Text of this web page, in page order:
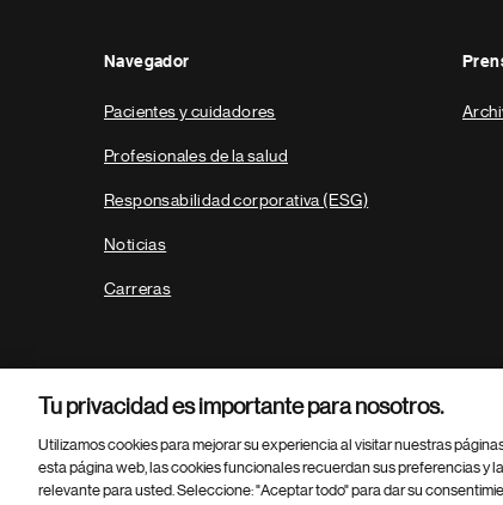
Navegador
Pacientes y cuidadores
Profesionales de la salud
Responsabilidad corporativa (ESG)
Noticias
Carreras
Parte
© 2026 Novartis AG
Tu privacidad es importante para nosotros.
Utilizamos cookies para mejorar su experiencia al visitar nuestras
esta página web, las cookies funcionales recuerdan sus preferencias y
relevante para usted. Seleccione: "Aceptar todo" para dar su